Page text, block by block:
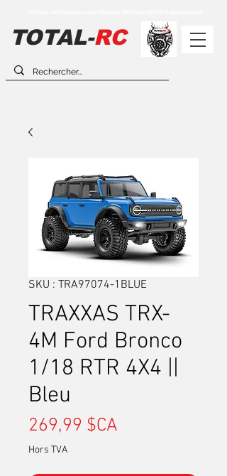
TOTAL-RC
SKU : TRA97074-1BLUE
TRAXXAS TRX-
4M Ford Bronco
1/18 RTR 4X4 ||
Bleu
269,99 $CA
Hors TVA